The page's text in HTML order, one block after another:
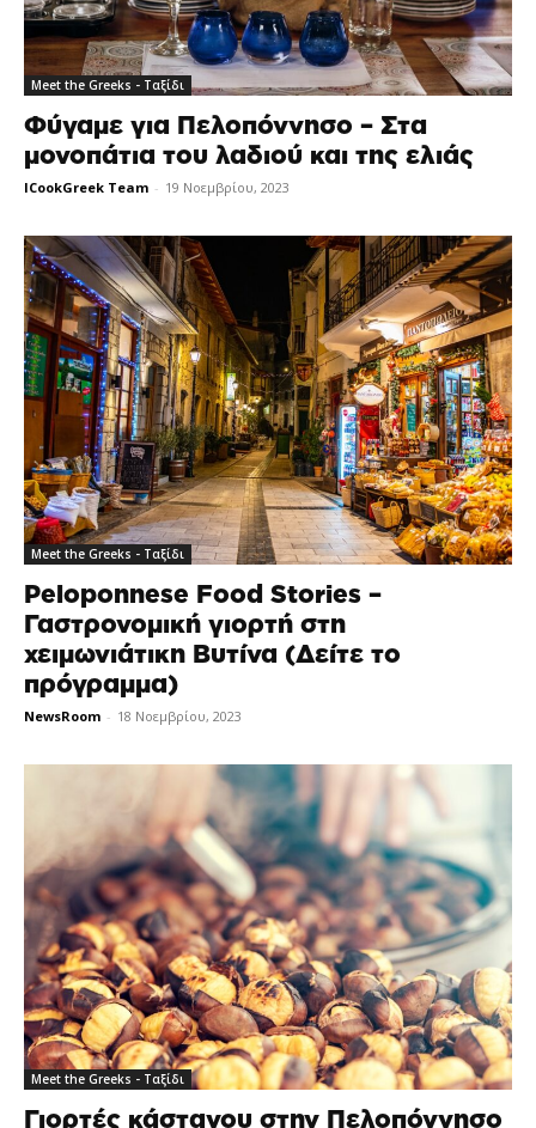
Meet the Greeks - Ταξίδι
Φύγαμε για Πελοπόννησο – Στα
μονοπάτια του λαδιού και της ελιάς
ICookGreek Team - 19 Νοεμβρίου, 2023
Meet the Greeks - Ταξίδι
Peloponnese Food Stories –
Γαστρονομική γιορτή στη
χειμωνιάτικη Βυτίνα (Δείτε το
πρόγραμμα)
NewsRoom - 18 Νοεμβρίου, 2023
Meet the Greeks - Ταξίδι
Γιορτές κάστανου στην Πελοπόννησο